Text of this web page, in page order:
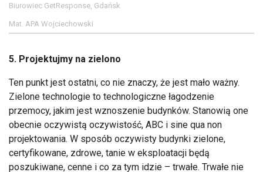
Biurowiec GetResponse, Gdańsk
Mat. APA Wojciechowski
5. Projektujmy na zielono
Ten punkt jest ostatni, co nie znaczy, że jest mało ważny.
Zielone technologie to technologiczne łagodzenie
przemocy, jakim jest wznoszenie budynków. Stanowią one
obecnie oczywistą oczywistość, ABC i sine qua non
projektowania. W sposób oczywisty budynki zielone,
certyfikowane, zdrowe, tanie w eksploatacji będą
poszukiwane, cenne i co za tym idzie – trwałe. Trwałe nie